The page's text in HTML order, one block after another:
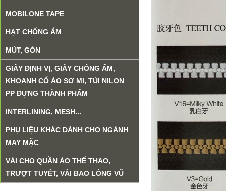
MOBILONE TAPE
HẠT CHỐNG ẨM
MÚT, GÒN
GIẤY ĐỊNH VỊ, GIẤY CHỐNG ẨM,
KHOANH CỔ ÁO SƠ MI, TÚI NILON
PP ĐỰNG THÀNH PHẨM
INTERLINING, MESH...
PHỤ LIỆU KHÁC DÀNH CHO NGÀNH
MAY MẶC
VẢI CHO QUẦN ÁO THỂ THAO,
TRƯỢT TUYẾT, VẢI BAO LÔNG VŨ